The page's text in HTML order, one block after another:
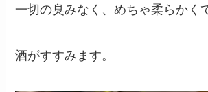
一切の臭みなく、めちゃ柔らかく
酒がすすみます。